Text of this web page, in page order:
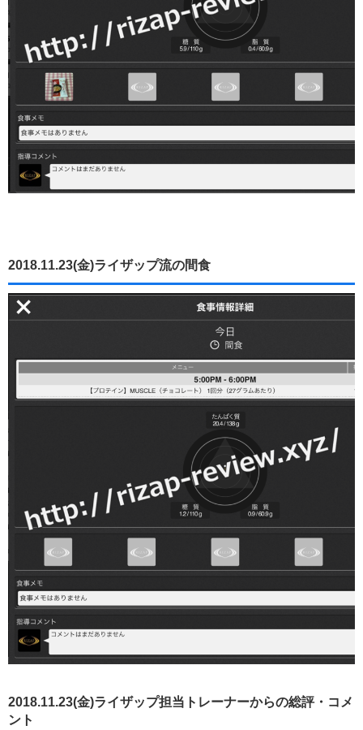
2018.11.23(金)ライザップ流の間食
2018.11.23(金)ライザップ担当トレーナーからの総評・コメ
ント